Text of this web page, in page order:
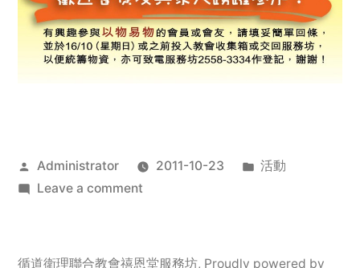
Posted
by
Administrator 2011-10-23
Posted
活動
Leave a commenton
服
循道衛理聯合教會禧恩堂服務坊, Proudly powered by